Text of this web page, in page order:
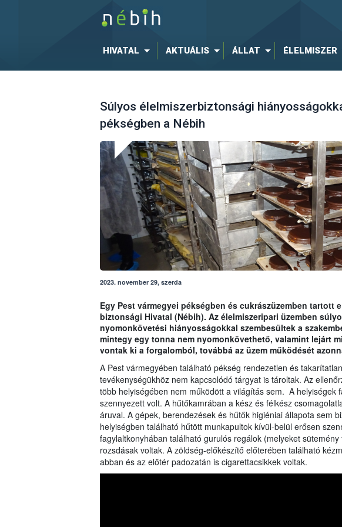
HIVATAL AKTUÁLIS ÁLLAT ÉLELMISZER
Súlyos élelmiszerbiztonsági
pékségben a Nébih
2023. november 29, szerda
Egy Pest vármegyei pékségben és cukrászüzemben tartott
biztonsági Hivatal (Nébih). Az élelmiszeripari üzemben
nyomonkövetési hiányosságokkal szembesültek a
mintegy egy tonna nem nyomonkövethető, valamint lejárt
vontak ki a forgalomból, továbbá az üzem működését
A Pest vármegyében található pékség rendezetlen és
tevékenységükhöz nem kapcsolódó tárgyat is tároltak. Az
több helyiségében nem működött a világítás sem. A helyiségek
szennyezett volt. A hűtőkamrában a kész és félkész
áruval. A gépek, berendezések és hűtők higiéniai állapota sem
helyiségben található hűtött munkapultok kívül-belül erősen
fagylaltkonyhában található gurulós regálok (melyeket
rozsdásak voltak. A zöldség-előkészítő előterében található
abban és az előtér padozatán is cigarettacsikkek voltak.